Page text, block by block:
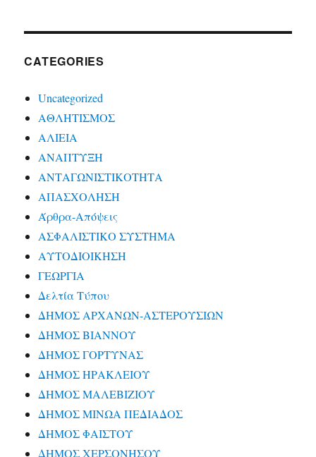
CATEGORIES
Uncategorized
ΑΘΛΗΤΙΣΜΟΣ
ΑΛΙΕΙΑ
ΑΝΑΠΤΥΞΗ
ΑΝΤΑΓΩΝΙΣΤΙΚΟΤΗΤΑ
ΑΠΑΣΧΟΛΗΣΗ
Άρθρα-Απόψεις
ΑΣΦΑΛΙΣΤΙΚΟ ΣΥΣΤΗΜΑ
ΑΥΤΟΔΙΟΙΚΗΣΗ
ΓΕΩΡΓΙΑ
Δελτία Τύπου
ΔΗΜΟΣ ΑΡΧΑΝΩΝ-ΑΣΤΕΡΟΥΣΙΩΝ
ΔΗΜΟΣ ΒΙΑΝΝΟΥ
ΔΗΜΟΣ ΓΟΡΤΥΝΑΣ
ΔΗΜΟΣ ΗΡΑΚΛΕΙΟΥ
ΔΗΜΟΣ ΜΑΛΕΒΙΖΙΟΥ
ΔΗΜΟΣ ΜΙΝΩΑ ΠΕΔΙΑΔΟΣ
ΔΗΜΟΣ ΦΑΙΣΤΟΥ
ΔΗΜΟΣ ΧΕΡΣΟΝΗΣΟΥ